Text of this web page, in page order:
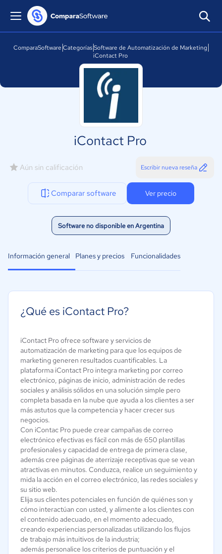
ComparaSoftware CategoríasSoftware de Automatización de Marketing
iContact Pro
iContact Pro
Aún sin calificación Escribir nueva reseña
Comparar software Ver precio
Software no disponible en Argentina
Información general Planes y precios Funcionalidades
¿Qué es iContact Pro?
iContact Pro ofrece software y servicios de
automatización de marketing para que los equipos de
marketing generen resultados cuantificables. La
plataforma iContact Pro integra marketing por correo
electrónico, páginas de inicio, administración de redes
sociales y análisis sólidos en una solución simple pero
completa basada en la nube que ayuda a los clientes a ser
más astutos que la competencia y hacer crecer sus
negocios.
Con iContac Pro puede crear campañas de correo
electrónico efectivas es fácil con más de 650 plantillas
profesionales y capacidad de entrega de primera clase,
además cree páginas de aterrizaje receptivas que se vean
atractivas en minutos. Conduzca, realice un seguimiento y
mida la acción en el correo electrónico, las redes sociales y
su sitio web.
Elija sus clientes potenciales en función de quiénes son y
cómo interactúan con usted, y alimente a los clientes con
el contenido adecuado, en el momento adecuado,
creando experiencias personalizadas utilizando los flujos
de trabajo más intuitivos de la industria;
además personalice los criterios de puntuación y el